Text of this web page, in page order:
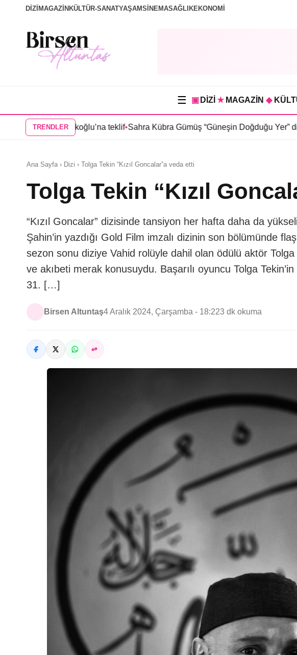
DİZİ MAGAZİN KÜLTÜR-SANATYAŞAMSİNEMASAĞLIKEKONOMİ
☰ ▣ DİZİ ★ MAGAZİN ◆
TRENDLER
Türkoğlu’na teklif•Sahra Kübra Gümüş “Güneşin Doğduğu Yer” dizisinde•
Ana Sayfa › Dizi › Tolga Tekin “Kızıl Goncalar”a veda etti
Tolga Tekin “Kızıl
“Kızıl Goncalar” dizisinde tansiyon her hafta daha da
Şahin’in yazdığı Gold Film imzalı dizinin son bölümünde
sezon sonu diziye Vahid rolüyle dahil olan ödülü aktör Tolga
ve akıbeti merak konusuydu. Başarılı oyuncu Tolga
31. […]
Birsen Altuntaş4 Aralık 2024, Çarşamba - 18:223 dk okuma